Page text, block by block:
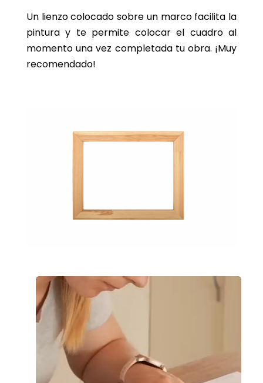
Un lienzo colocado sobre un marco facilita la
pintura y te permite colocar el cuadro al
momento una vez completada tu obra. ¡Muy
recomendado!